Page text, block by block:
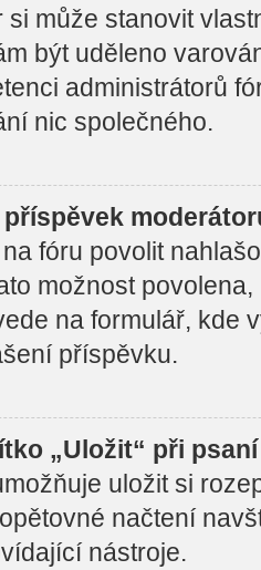
si může stanovit
být uděleno
administrátorů
nic společného.
fóru povolit
možnost
na formulář, kde
příspěvku.
„Uložit“ při
uložit si
načtení
nástroje.